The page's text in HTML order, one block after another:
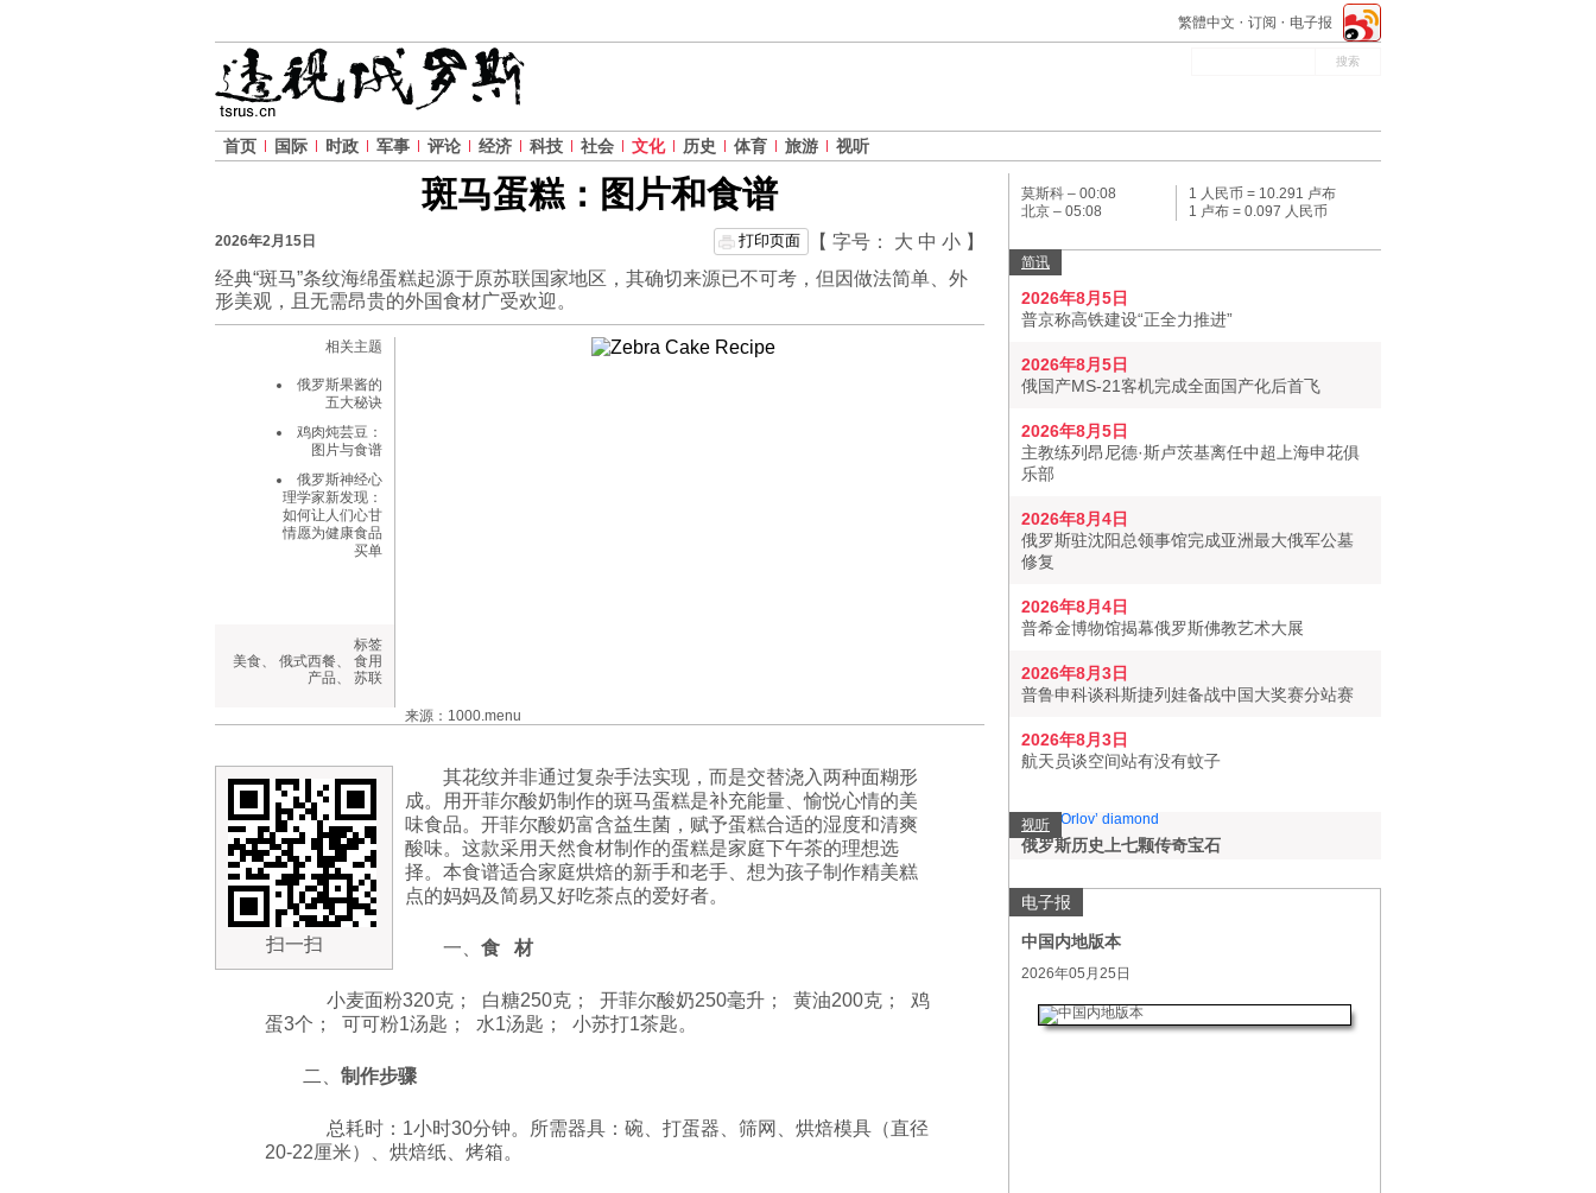
繁體中文 订阅 电子报
首页 国际 时政 军事 评论 经济 科技 社会 文化 历史 体育 旅游 视听
斑马蛋糕：图片和食谱
2026年2月15日 【 字号： 大 中 小 】
打印页面
经典“斑马”条纹海绵蛋糕起源于原苏联国家地区，其确切来源已不可考，但因做法简单、外
形美观，且无需昂贵的外国食材广受欢迎。
相关主题
俄罗斯果酱的
五大秘诀
鸡肉炖芸豆：
图片与食谱
俄罗斯神经心
理学家新发现：
如何让人们心甘
情愿为健康食品
买单
标签
美食、 俄式西餐、 食用
产品、 苏联
来源：1000.menu
扫一扫
其花纹并非通过复杂手法实现，而是交替浇入两种面糊形
成。用开菲尔酸奶制作的斑马蛋糕是补充能量、愉悦心情的美
味食品。开菲尔酸奶富含益生菌，赋予蛋糕合适的湿度和清爽
酸味。这款采用天然食材制作的蛋糕是家庭下午茶的理想选
择。本食谱适合家庭烘焙的新手和老手、想为孩子制作精美糕
点的妈妈及简易又好吃茶点的爱好者。
一、 食 材
小麦面粉320克； 白糖250克； 开菲尔酸奶250毫升； 黄油200克； 鸡
蛋3个； 可可粉1汤匙； 水1汤匙； 小苏打1茶匙。
二、 制作步骤
总耗时：1小时30分钟。所需器具：碗、打蛋器、筛网、烘焙模具（直径
20-22厘米）、烘焙纸、烤箱。
莫斯科 – 00:08
北京 – 05:08
1 人民币 = 10.291 卢布
1 卢布 = 0.097 人民币
简讯
2026年8月5日
普京称高铁建设“正全力推进”
2026年8月5日
俄国产MS-21客机完成全面国产化后首飞
2026年8月5日
主教练列昂尼德·斯卢茨基离任中超上海申花俱
乐部
2026年8月4日
俄罗斯驻沈阳总领事馆完成亚洲最大俄军公墓
修复
2026年8月4日
普希金博物馆揭幕俄罗斯佛教艺术大展
2026年8月3日
普鲁申科谈科斯捷列娃备战中国大奖赛分站赛
2026年8月3日
航天员谈空间站有没有蚊子
视听
俄罗斯历史上七颗传奇宝石
电子报
中国内地版本
2026年05月25日